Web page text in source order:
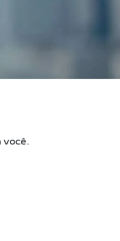
você.